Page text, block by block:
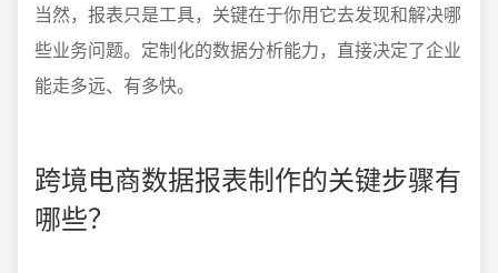
当然，报表只是工具，关键在于你用它去发现和解决哪
些业务问题。定制化的数据分析能力，直接决定了企业
能走多远、有多快。
跨境电商数据报表制作的关键步骤有
哪些？